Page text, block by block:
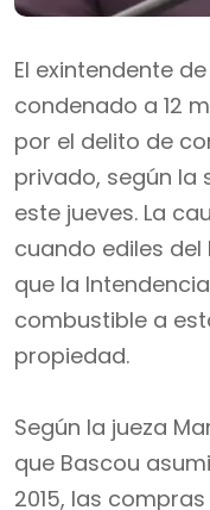
El exintendente
condenado a 12
por el delito de
privado, según la
este jueves. La
cuando ediles del
que la
combustible a
propiedad.
Según la jueza
que Bascou
2015, las